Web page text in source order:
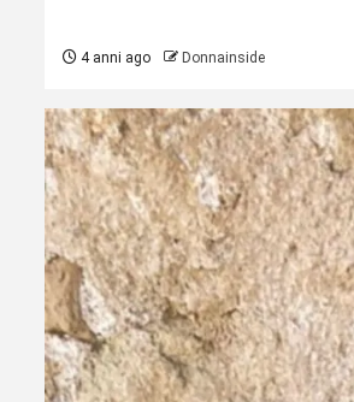
4 anni ago Donnainside